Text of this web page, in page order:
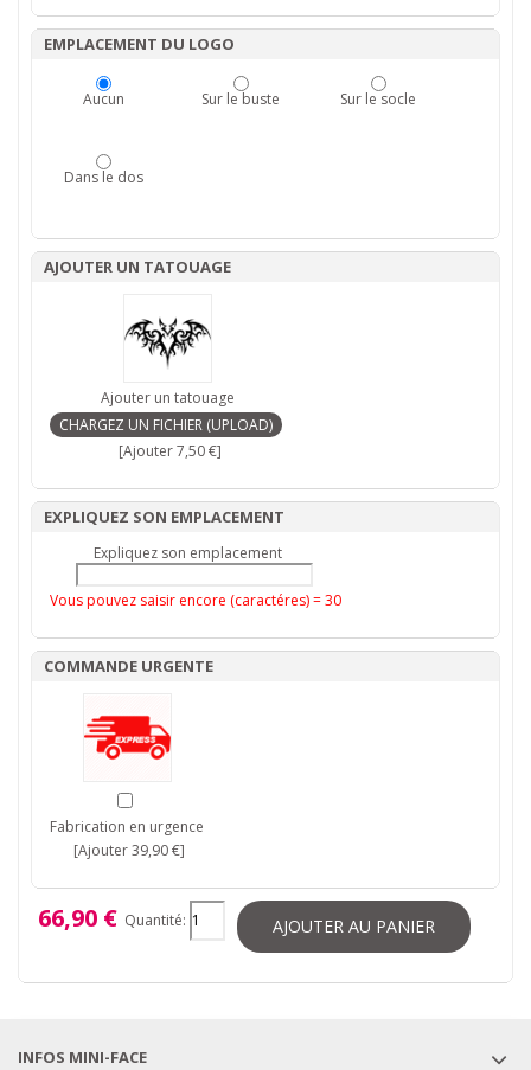
EMPLACEMENT DU LOGO
Aucun Sur le buste Sur le socle
Dans le dos
AJOUTER UN TATOUAGE
Ajouter un tatouage
[Ajouter 7,50 €]
EXPLIQUEZ SON EMPLACEMENT
Expliquez son emplacement
Vous pouvez saisir encore (caractéres) =30
COMMANDE URGENTE
Fabrication en urgence
[Ajouter 39,90 €]
66,90 € Quantité: AJOUTER AU PANIER
INFOS MINI-FACE